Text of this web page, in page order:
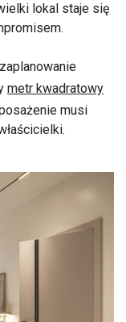
lokal staje się
metr kwadratowy
musi